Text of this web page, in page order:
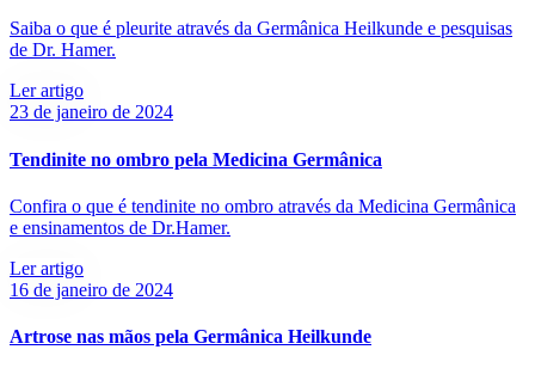
Saiba o que é pleurite através da Germânica Heilkunde e pesquisas
de Dr. Hamer.
Ler artigo
23 de janeiro de 2024
Tendinite no ombro pela Medicina Germânica
Confira o que é tendinite no ombro através da Medicina Germânica
e ensinamentos de Dr.Hamer.
Ler artigo
16 de janeiro de 2024
Artrose nas mãos pela Germânica Heilkunde